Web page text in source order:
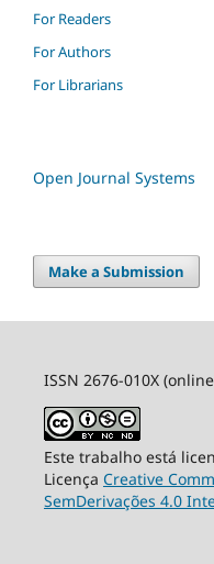
For Readers
For Authors
For Librarians
Open Journal Systems
Make a Submission
ISSN 2676-010X
Este trabalho está
Licença Creative
SemDerivações 4.0